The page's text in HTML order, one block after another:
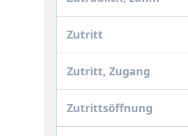
Zutritt
Zutritt, Zugang
Zutrittsöffnung